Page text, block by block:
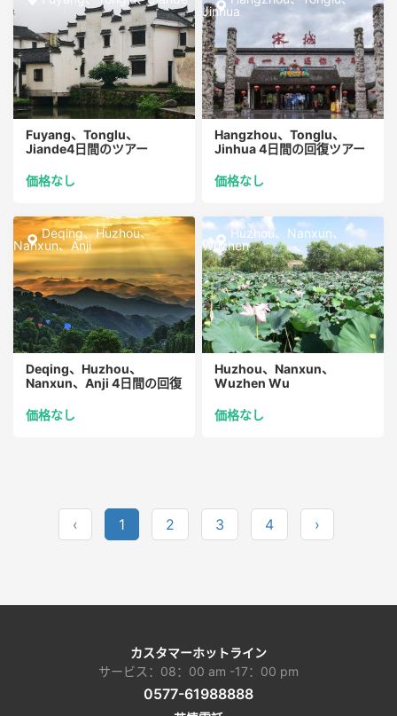
Fuyang、Tonglu、
Jiande4日間のツアー
価格なし
Jinhua
Hangzhou、Tonglu、
Jinhua 4日間の回復ツアー
価格なし
Deqing、Huzhou、
Nanxun、Anji
Deqing、Huzhou、
Nanxun、Anji 4日間の回復
価格なし
Huzhou、Nanxun、
Wuzhen
Huzhou、Nanxun、
Wuzhen Wu
価格なし
‹ 1 2 3 4 ›
カスタマーホットライン
サービス：08：00 am -17：00 pm
0577-61988888